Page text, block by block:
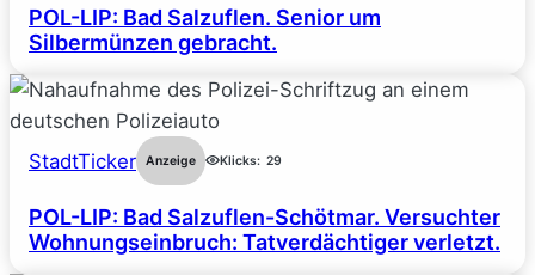
POL-LIP: Bad Salzuflen. Senior um
Silbermünzen gebracht.
StadtTicker Anzeige Klicks: 29
POL-LIP: Bad Salzuflen-Schötmar. Versuchter
Wohnungseinbruch: Tatverdächtiger verletzt.